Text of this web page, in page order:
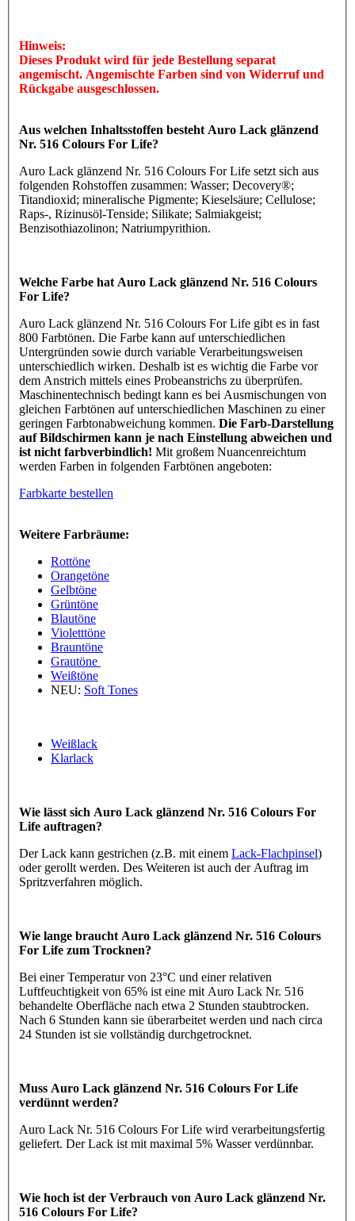
Hinweis:
Dieses Produkt wird für jede Bestellung separat
angemischt. Angemischte Farben sind von Widerruf und
Rückgabe ausgeschlossen.
Aus welchen Inhaltsstoffen besteht Auro Lack glänzend
Nr. 516 Colours For Life?
Auro Lack glänzend Nr. 516 Colours For Life setzt sich aus
folgenden Rohstoffen zusammen: Wasser; Decovery®;
Titandioxid; mineralische Pigmente; Kieselsäure; Cellulose;
Raps-, Rizinusöl-Tenside; Silikate; Salmiakgeist;
Benzisothiazolinon; Natriumpyrithion.
Welche Farbe hat Auro Lack glänzend Nr. 516 Colours
For Life?
Auro Lack glänzend Nr. 516 Colours For Life gibt es in fast
800 Farbtönen. Die Farbe kann auf unterschiedlichen
Untergründen sowie durch variable Verarbeitungsweisen
unterschiedlich wirken. Deshalb ist es wichtig die Farbe vor
dem Anstrich mittels eines Probeanstrichs zu überprüfen.
Maschinentechnisch bedingt kann es bei Ausmischungen von
gleichen Farbtönen auf unterschiedlichen Maschinen zu einer
geringen Farbtonabweichung kommen. Die Farb-Darstellung
auf Bildschirmen kann je nach Einstellung abweichen und
ist nicht farbverbindlich! Mit großem Nuancenreichtum
werden Farben in folgenden Farbtönen angeboten:
Farbkarte bestellen
Weitere Farbräume:
Rottöne
Orangetöne
Gelbtöne
Grüntöne
Blautöne
Violetttöne
Brauntöne
Grautöne
Weißtöne
NEU: Soft Tones
Weißlack
Klarlack
Wie lässt sich Auro Lack glänzend Nr. 516 Colours For
Life auftragen?
Der Lack kann gestrichen (z.B. mit einem Lack-Flachpinsel)
oder gerollt werden. Des Weiteren ist auch der Auftrag im
Spritzverfahren möglich.
Wie lange braucht Auro Lack glänzend Nr. 516 Colours
For Life zum Trocknen?
Bei einer Temperatur von 23°C und einer relativen
Luftfeuchtigkeit von 65% ist eine mit Auro Lack Nr. 516
behandelte Oberfläche nach etwa 2 Stunden staubtrocken.
Nach 6 Stunden kann sie überarbeitet werden und nach circa
24 Stunden ist sie vollständig durchgetrocknet.
Muss Auro Lack glänzend Nr. 516 Colours For Life
verdünnt werden?
Auro Lack Nr. 516 Colours For Life wird verarbeitungsfertig
geliefert. Der Lack ist mit maximal 5% Wasser verdünnbar.
Wie hoch ist der Verbrauch von Auro Lack glänzend Nr.
516 Colours For Life?